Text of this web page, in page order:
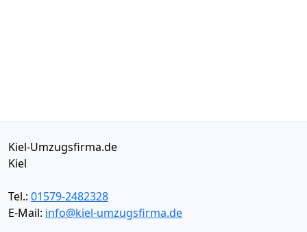
Kiel-Umzugsfirma.de
Kiel
Tel.: 01579-2482328
E-Mail: info@kiel-umzugsfirma.de